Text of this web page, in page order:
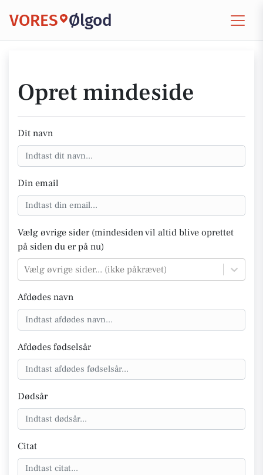
VORES Ølgod
Opret mindeside
Dit navn
Din email
Vælg øvrige sider (mindesiden vil altid blive oprettet
på siden du er på nu)
Vælg øvrige sider... (ikke påkrævet)
Afdødes navn
Afdødes fødselsår
Dødsår
Citat